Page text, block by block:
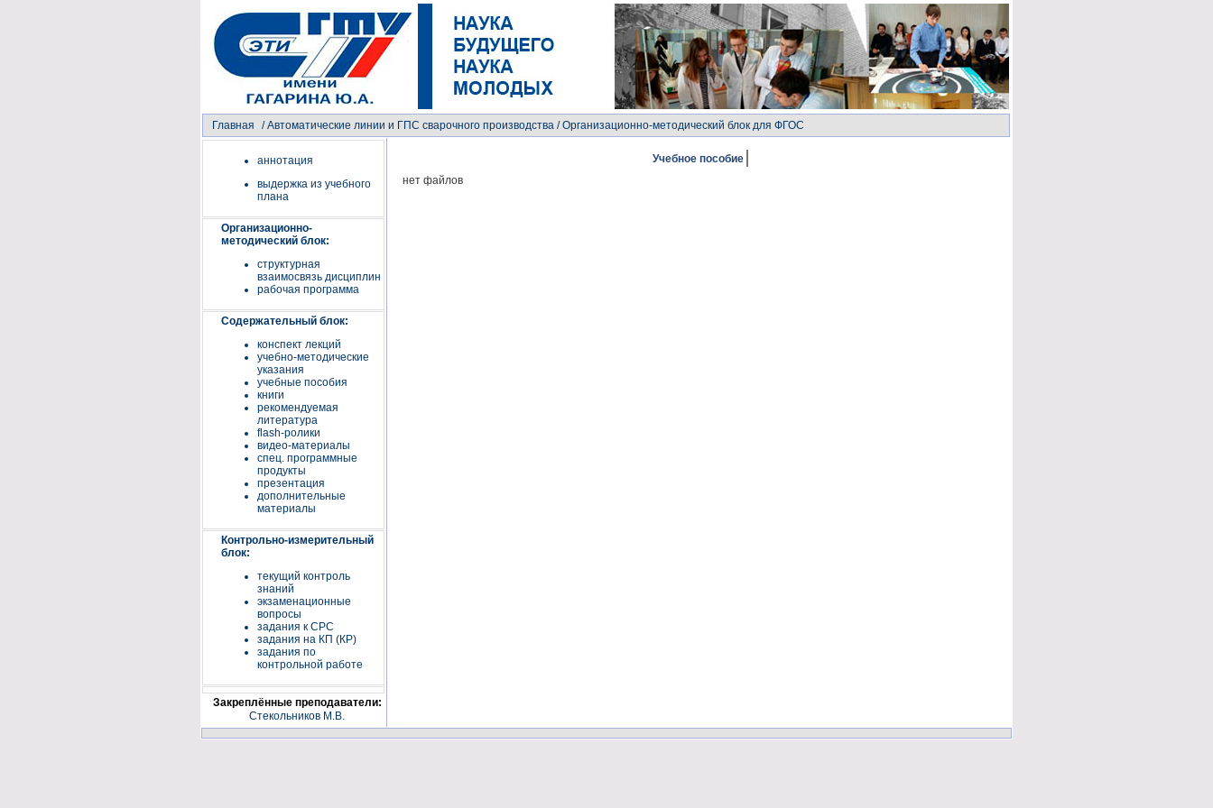
Главная /Автоматические линии и ГПС сварочного производства / Организационно-методический блок для ФГОС
аннотация
выдержка из учебного
плана
Организационно-
методический блок:
структурная
взаимосвязь дисциплин
рабочая программа
Содержательный блок:
конспект лекций
учебно-методические
указания
учебные пособия
книги
рекомендуемая
литература
flash-ролики
видео-материалы
спец. программные
продукты
презентация
дополнительные
материалы
Контрольно-измерительный
блок:
текущий контроль
знаний
экзаменационные
вопросы
задания к СРС
задания на КП (КР)
задания по
контрольной работе
Закреплённые преподаватели:
Стекольников М.В.
Учебное пособие
нет файлов